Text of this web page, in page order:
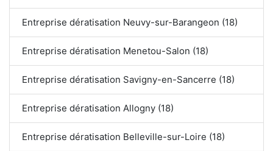
Entreprise dératisation Neuvy-sur-Barangeon (18)
Entreprise dératisation Menetou-Salon (18)
Entreprise dératisation Savigny-en-Sancerre (18)
Entreprise dératisation Allogny (18)
Entreprise dératisation Belleville-sur-Loire (18)